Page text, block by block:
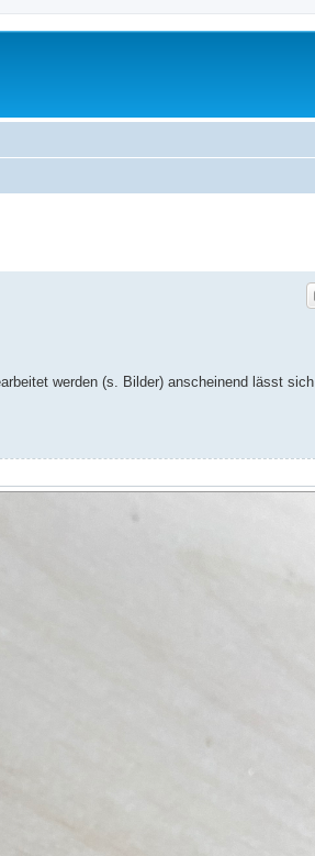
werden (s. Bilder) anscheinend lässt sich